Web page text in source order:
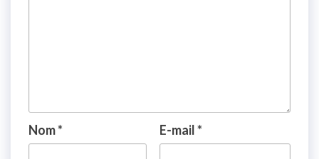
Nom* E-mail*